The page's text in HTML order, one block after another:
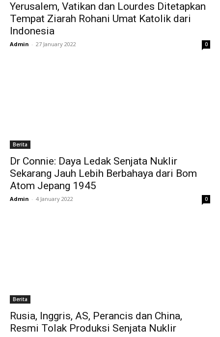
Yerusalem, Vatikan dan Lourdes Ditetapkan
Tempat Ziarah Rohani Umat Katolik dari
Indonesia
Admin - 27 January 2022 0
Berita
Dr Connie: Daya Ledak Senjata Nuklir
Sekarang Jauh Lebih Berbahaya dari Bom
Atom Jepang 1945
Admin - 4 January 2022 0
Berita
Rusia, Inggris, AS, Perancis dan China,
Resmi Tolak Produksi Senjata Nuklir